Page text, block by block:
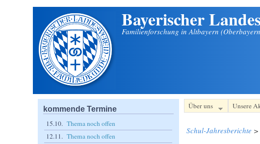
Bayerischer
Familienforschung in Altbayern
Über uns Unsere
Schul-Jahresberichte >
kommende Termine
15.10. Thema noch offen
12.11. Thema noch offen